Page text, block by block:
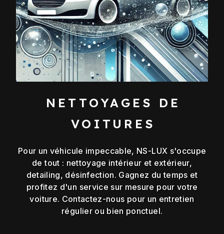
NETTOYAGES DE
VOITURES
Pour un véhicule impeccable, NS-LUX s'occupe
de tout : nettoyage intérieur et extérieur,
detailing, désinfection. Gagnez du temps et
profitez d'un service sur mesure pour votre
voiture. Contactez-nous pour un entretien
régulier ou bien ponctuel.